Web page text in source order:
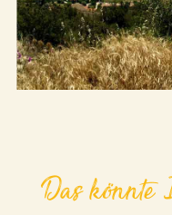
Das könnte